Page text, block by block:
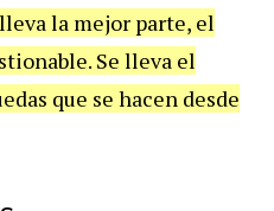
la mejor parte, el
Se lleva el
que se hacen desde